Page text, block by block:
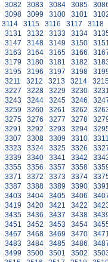
3082 3083 3084 3085
3098 3099 3100 3101
3114 3115 3116 3117
3118
3131 3132 3133 3134
3147 3148 3149 3150
3163 3164 3165 3166
3179 3180 3181 3182
3195 3196 3197 3198
3211 3212 3213 3214
3227 3228 3229 3230
3243 3244 3245 3246
3259 3260 3261 3262
3275 3276 3277 3278
3291 3292 3293 3294
3307 3308 3309 3310
3323 3324 3325 3326
3339 3340 3341 3342
3355 3356 3357 3358
3371 3372 3373 3374
3387 3388 3389 3390
3403 3404 3405 3406
3419 3420 3421 3422
3435 3436 3437 3438
3451 3452 3453 3454
3467 3468 3469 3470
3483 3484 3485 3486
3499 3500 3501 3502